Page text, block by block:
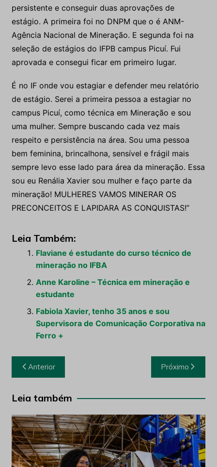
persistente e conseguir duas aprovações de
estágio. A primeira foi no DNPM que o é ANM-
Agência Nacional de Mineração. E segunda foi na
seleção de estágios do IFPB campus Picuí. Fui
aprovada e consegui ficar em primeiro lugar.
É no IF onde vou estagiar e defender meu relatório
de estágio. Serei a primeira pessoa a estagiar no
campus Picuí, como técnica em Mineração e sou
uma mulher. Sempre buscando cada vez mais
respeito e persistência na área. Sou uma pessoa
bem feminina, brincalhona, sensível e frágil mais
sempre levo esse lado para área da mineração. Essa
sou eu Renália Xavier sou mulher e faço parte da
mineração! MULHERES VAMOS MINERAR OS
PRECONCEITOS E LAPIDARA AS CONQUISTAS!”
Leia Também:
Flaviane é estudante do curso técnico de
mineração no IFBA
Anne Karoline – Técnica em mineração e
estudante
Fabiola Xavier, tenho 35 anos e sou
Supervisora de Comunicação Corporativa na
Ferro +
Navegação
de
Post
Anterior Próximo
Leia também